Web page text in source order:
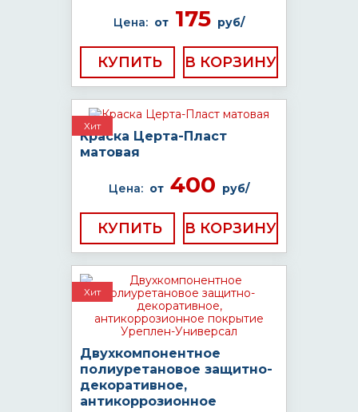
Цена: от 175 руб/
КУПИТЬ
Хит
Краска Церта-Пласт
матовая
Цена: от 400 руб/
КУПИТЬ
Хит
Двухкомпонентное
полиуретановое защитно-
декоративное,
антикоррозионное